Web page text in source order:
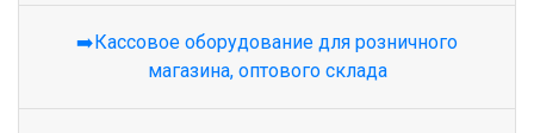
➡️Кассовое оборудование для розничного
магазина, оптового склада